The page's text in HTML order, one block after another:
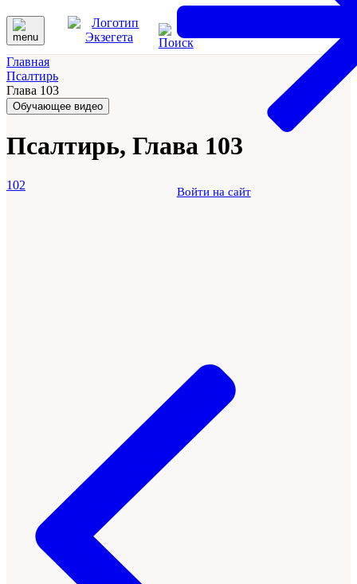
Войти на сайт
Главная
Псалтирь
Глава 103
Обучающее видео
Псалтирь, Глава 103
102